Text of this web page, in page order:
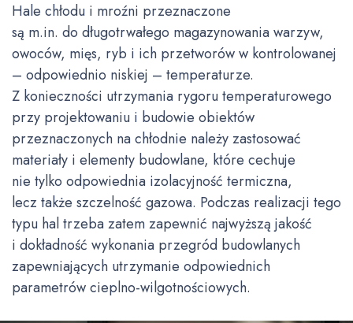
Hale chłodu i mroźni przeznaczone
są m.in. do długotrwałego magazynowania warzyw,
owoców, mięs, ryb i ich przetworów w kontrolowanej
– odpowiednio niskiej – temperaturze.
Z konieczności utrzymania rygoru temperaturowego
przy projektowaniu i budowie obiektów
przeznaczonych na chłodnie należy zastosować
materiały i elementy budowlane, które cechuje
nie tylko odpowiednia izolacyjność termiczna,
lecz także szczelność gazowa. Podczas realizacji tego
typu hal trzeba zatem zapewnić najwyższą jakość
i dokładność wykonania przegród budowlanych
zapewniających utrzymanie odpowiednich
parametrów cieplno-wilgotnościowych.